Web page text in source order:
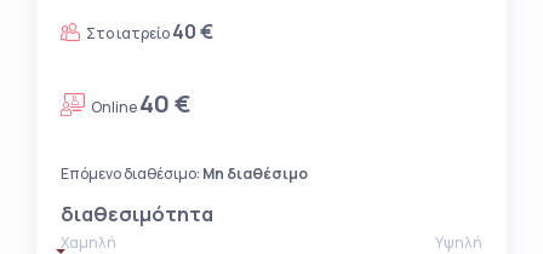
διαθεσιμότητα
Χαμηλή Υψηλή
Επόμενο διαθέσιμο: Μη διαθέσιμο
Online40 €
Στο ιατρείο40 €